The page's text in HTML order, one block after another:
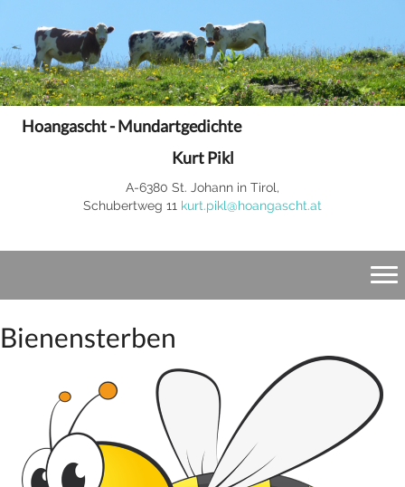
Hoangascht - Mundartgedichte
Kurt Pikl
A-6380 St. Johann in Tirol,
Schubertweg 11 kurt.pikl@hoangascht.at
Bienensterben